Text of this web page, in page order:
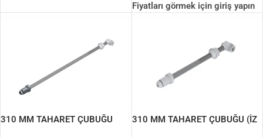
Fiyatları görmek için giriş yapın
310 MM TAHARET ÇUBUĞU
310 MM TAHARET ÇUBUĞU (İZ